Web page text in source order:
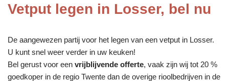
Vetput legen in Losser, bel nu
De aangewezen partij voor het legen van een vetput in Losser.
U kunt snel weer verder in uw keuken!
Bel gerust voor een vrijblijvende offerte, vaak zijn wij tot 20 %
goedkoper in de regio Twente dan de overige rioolbedrijven in de